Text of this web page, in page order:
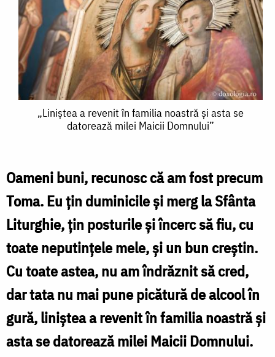
„Liniștea
în
familia
noastră
și
datorează
milei
Maicii
„Liniștea a revenit în familia noastră și asta se
datorează milei Maicii Domnului”
Oameni buni, recunosc că am fost precum
Toma. Eu țin duminicile și merg la Sfânta
Liturghie, țin posturile și încerc să fiu, cu
toate neputințele mele, și un bun creștin.
Cu toate astea, nu am îndrăznit să cred,
dar tata nu mai pune picătură de alcool în
gură, liniștea a revenit în familia noastră și
asta se datorează milei Maicii Domnului.